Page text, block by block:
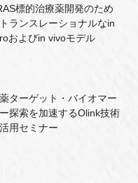
標的治療薬開発のため
ランスレーショナルなin
およびin vivoモデル
ターゲット・バイオマー
探索を加速するOlink技術
用セミナー